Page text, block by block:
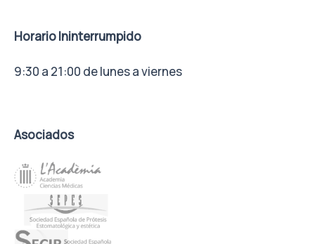
Horario Ininterrumpido
9:30 a 21:00 de lunes a viernes
Asociados